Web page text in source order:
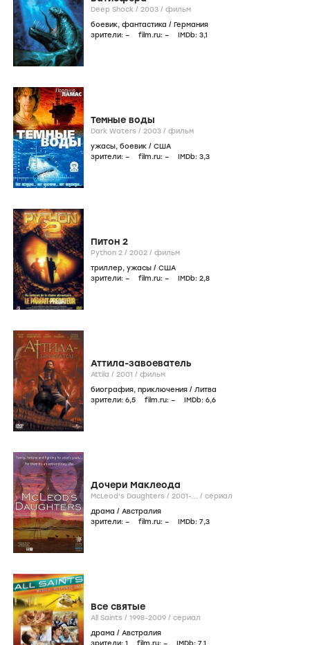
Deep Shock / 2003 / фильм
боевик, фантастика / Германия
зрители: – film.ru: – IMDb: 3,1
Темные воды
Dark Waters / 2003 / фильм
ужасы, боевик / США
зрители: – film.ru: – IMDb: 3,3
Питон 2
Python 2 / 2002 / фильм
триллер, ужасы / США
зрители: – film.ru: – IMDb: 2,8
Аттила-завоеватель
Attila / 2001 / фильм
биография, приключения / Литва
зрители: 6,5 film.ru: – IMDb: 6,6
Дочери Маклеода
McLeod's Daughters / 2001-... / сериал
драма / Австралия
зрители: – film.ru: – IMDb: 7,3
Все святые
All Saints / 1998-2009 / сериал
драма / Австралия
зрители: 1 film.ru: – IMDb: 7,1